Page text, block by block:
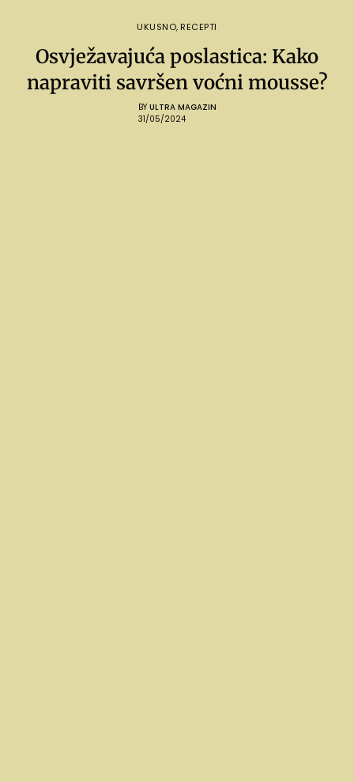
UKUSNO, RECEPTI
Osvježavajuća poslastica: Kako
napraviti savršen voćni mousse?
BY ULTRA MAGAZIN
31/05/2024